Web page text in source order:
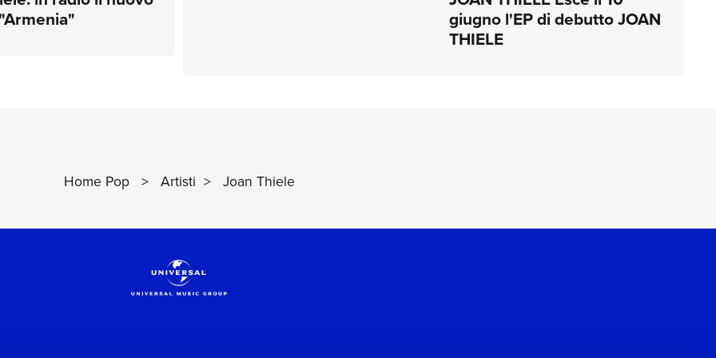
giugno l'EP di debutto JOAN
THIELE
Home Pop > Artisti > Joan Thiele